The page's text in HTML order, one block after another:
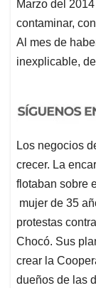
Marzo del
contaminar,
Al mes de
inexplicable,
Los negocios
crecer. La
flotaban sobre
mujer de 35
protestas
Chocó. Sus
crear la
dueños de las